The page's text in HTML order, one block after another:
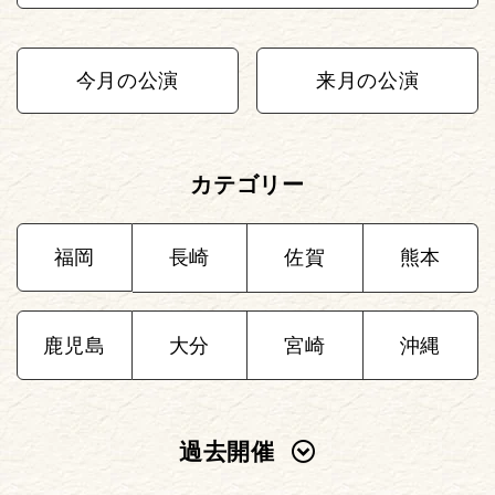
今月の公演 来月の公演
カテゴリー
福岡 長崎 佐賀 熊本
鹿児島 大分 宮崎 沖縄
過去開催